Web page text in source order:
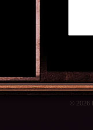
© 2026